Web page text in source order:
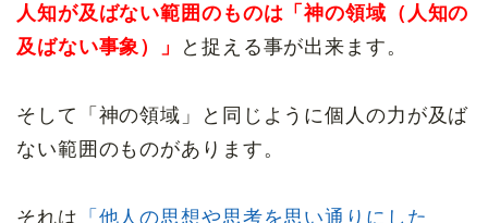
人知が及ばない範囲のものは「神の領域（人知の
及ばない事象）」
と捉える事が出来ます。
そして「神の領域」と同じように個人の力が及ば
ない範囲のものがあります。
それは 「他人の思想や思考を思い通りにした